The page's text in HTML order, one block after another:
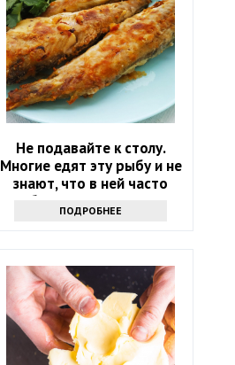
Не подавайте к столу.
Многие едят эту рыбу и не
знают, что в ней часто
бывают паразиты
ПОДРОБНЕЕ